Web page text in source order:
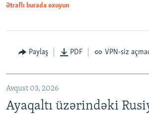
Ətraflı burada oxuyun
Paylaş PDF VPN-siz
Avqust 03, 2026
Ayaqaltı üzərindəki